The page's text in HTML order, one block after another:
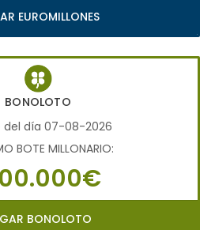
EUROMILLONES
BONOLOTO
del día 07-08-2026
BOTE MILLONARIO:
BONOLOTO